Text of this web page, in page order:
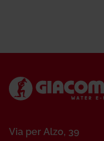
Via per Alzo, 39